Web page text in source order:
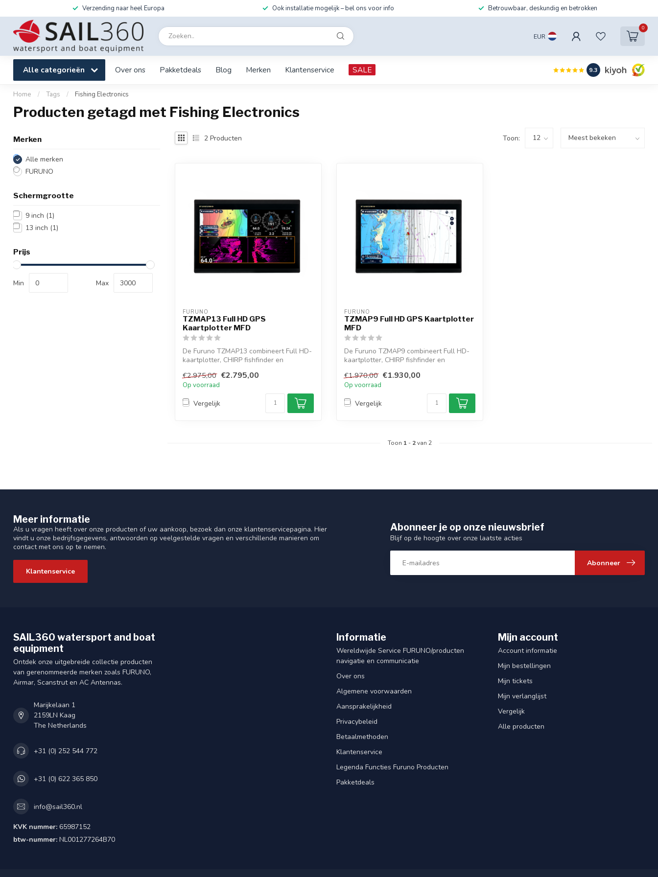
Verzending naar heel Europa Ook installatie mogelijk – bel ons voor info Betrouwbaar, deskundig en betrokken
EUR
0
Alle categorieën Over ons Pakketdeals Blog Merken Klantenservice SALE 9.3
Home / Tags / Fishing Electronics
Producten getagd met Fishing Electronics
Merken
Alle merken
FURUNO
Schermgrootte
9 inch (1)
13 inch (1)
Prijs
Min Max
2 Producten Toon:
FURUNO
TZMAP13 Full HD GPS
Kaartplotter MFD
De Furuno TZMAP13 combineert Full HD-
kaartplotter, CHIRP fishfinder en
€2.975,00 €2.795,00
Op voorraad
Vergelijk
FURUNO
TZMAP9 Full HD GPS Kaartplotter
MFD
De Furuno TZMAP9 combineert Full HD-
kaartplotter, CHIRP fishfinder en
€1.970,00 €1.930,00
Op voorraad
Vergelijk
Toon 1 - 2van 2
Meer informatie
Als u vragen heeft over onze producten of uw aankoop, bezoek dan onze klantenservicepagina. Hier
vindt u onze bedrijfsgegevens, antwoorden op veelgestelde vragen en verschillende manieren om
contact met ons op te nemen.
Klantenservice
Abonneer je op onze nieuwsbrief
Blijf op de hoogte over onze laatste acties
Abonneer
SAIL360 watersport and boat
equipment
Ontdek onze uitgebreide collectie producten
van gerenommeerde merken zoals FURUNO,
Airmar, Scanstrut en AC Antennas.
Marijkelaan 1
2159LN Kaag
The Netherlands
+31 (0) 252 544 772
+31 (0) 622 365 850
info@sail360.nl
KVK nummer: 65987152
btw-nummer: NL001277264B70
Informatie
Wereldwijde Service FURUNO/producten
navigatie en communicatie
Over ons
Algemene voorwaarden
Aansprakelijkheid
Privacybeleid
Betaalmethoden
Klantenservice
Legenda Functies Furuno Producten
Pakketdeals
Mijn account
Account informatie
Mijn bestellingen
Mijn tickets
Mijn verlanglijst
Vergelijk
Alle producten